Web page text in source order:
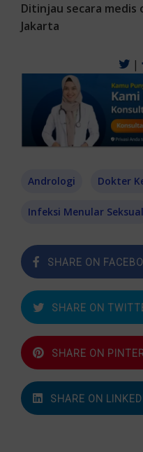
Ditinjau secara medis
Jakarta
|
Andrologi Dokter
Infeksi Menular Seksual
SHARE ON
SHARE ON
SHARE ON
SHARE ON